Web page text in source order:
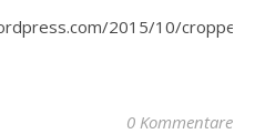
2015/10/cropped-
0 Kommentare